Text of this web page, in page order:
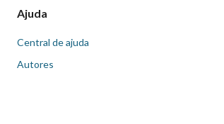
Ajuda
Central de ajuda
Autores